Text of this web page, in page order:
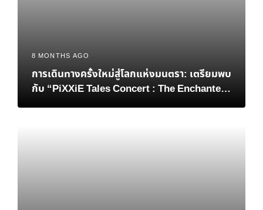
8 MONTHS AGO
การเดินทางครั้งใหม่สู่โลกแห่งมนตรา: เตรียมพบ
กับ “PiXXiE Tales Concert : The Enchanted